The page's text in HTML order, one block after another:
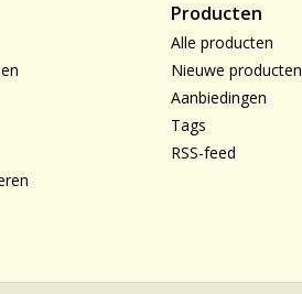
Producten
Alle producten
Nieuwe producten
Aanbiedingen
Tags
RSS-feed